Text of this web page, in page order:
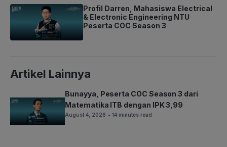
Profil Darren, Mahasiswa Electrical
& Electronic Engineering NTU
Peserta COC Season 3
Artikel Lainnya
Bunayya, Peserta COC Season 3 dari
Matematika ITB dengan IPK 3,99
August 4, 2026 • 14 minutes read